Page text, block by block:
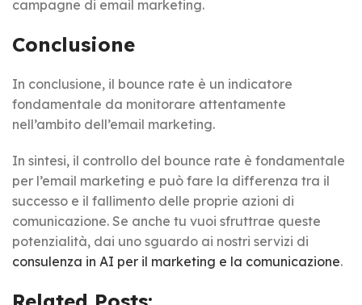
campagne di email marketing.
Conclusione
In conclusione, il bounce rate è un indicatore
fondamentale da monitorare attentamente
nell’ambito dell’email marketing.
In sintesi, il controllo del bounce rate è fondamentale
per l’email marketing e può fare la differenza tra il
successo e il fallimento delle proprie azioni di
comunicazione. Se anche tu vuoi sfruttrae queste
potenzialità, dai uno sguardo ai nostri servizi di
consulenza in AI per il marketing e la comunicazione.